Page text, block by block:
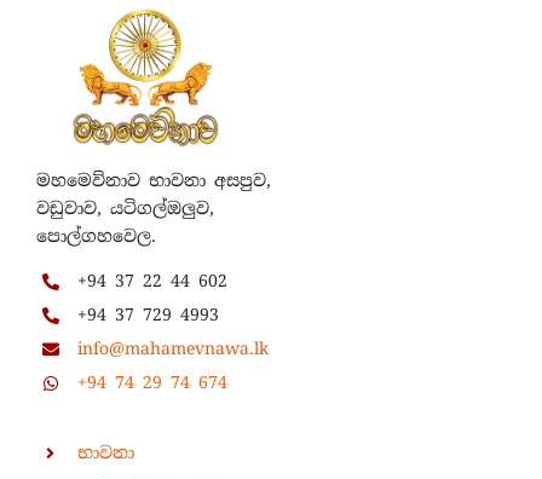
මහමෙව්නාව භාවනා අසපුව,
වඩුවාව, යටිගල්ඔලුව,
පොල්ගහවෙල.
+94 37 22 44 602
+94 37 729 4993
info@mahamevnawa.lk
+94 74 29 74 674
භාවනා